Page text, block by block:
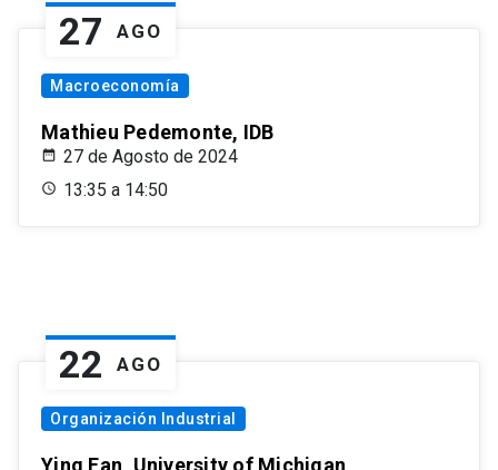
27 AGO
Macroeconomía
Mathieu Pedemonte, IDB
27 de Agosto de 2024
13:35 a 14:50
22 AGO
Organización Industrial
Ying Fan, University of Michigan